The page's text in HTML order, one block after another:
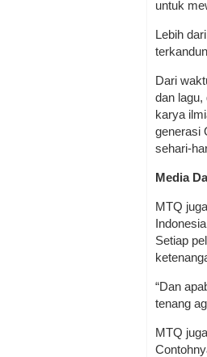
untuk
Lebih
Dari
dan lagu,
karya
generasi
sehari-
Media
MTQ
Setiap
“Dan
tenang
MTQ